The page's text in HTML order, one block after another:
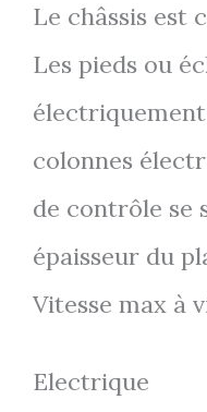
Le châssis est
Les pieds ou
colonnes
de contrôle se
épaisseur du
Vitesse max à
Electrique